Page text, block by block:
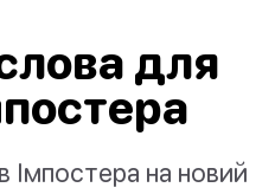
для
Імпостера на новий